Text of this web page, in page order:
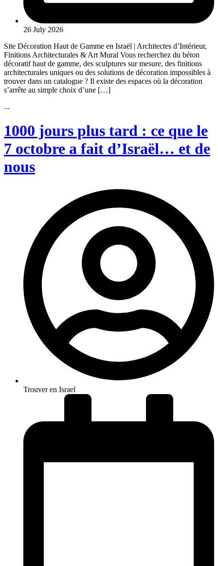
26 July 2026
Site Décoration Haut de Gamme en Israël | Architectes d’Intérieur,
Finitions Architecturales & Art Mural Vous recherchez du béton
décoratif haut de gamme, des sculptures sur mesure, des finitions
architecturales uniques ou des solutions de décoration impossibles à
trouver dans un catalogue ? Il existe des espaces où la décoration
s’arrête au simple choix d’une […]
...
1000 jours plus tard : ce que le
7 octobre a fait d’Israël… et de
nous
Trouver en Israel